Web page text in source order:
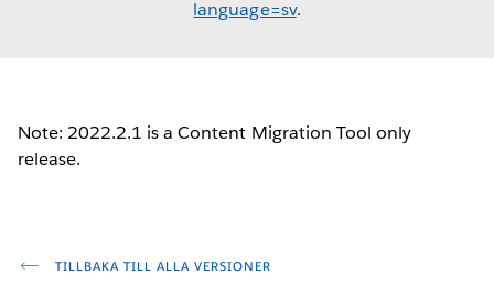
language=sv.
Note: 2022.2.1 is a Content Migration Tool only
release.
TILLBAKA TILL ALLA VERSIONER